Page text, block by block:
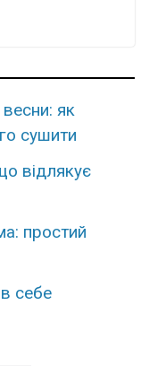
як
сушити
відлякує
простий
себе